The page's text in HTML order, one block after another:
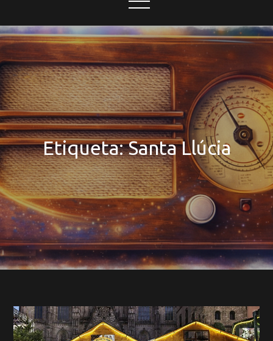
Etiqueta:Santa Llúcia